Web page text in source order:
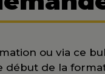
ou via ce
début de la